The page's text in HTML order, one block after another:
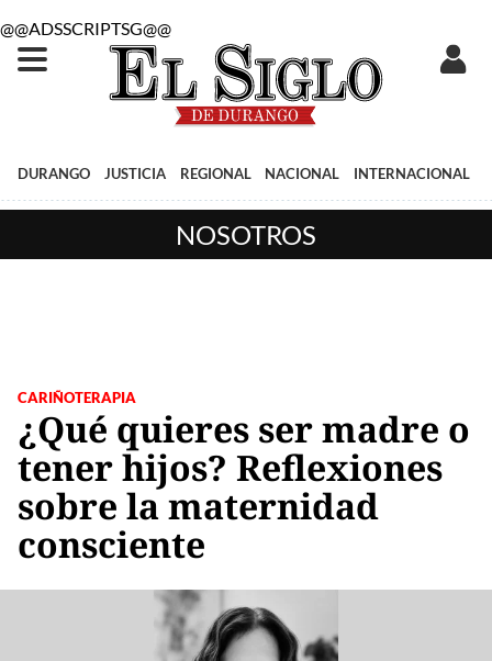
@@ADSSCRIPTSG@@
DURANGO JUSTICIA REGIONAL NACIONAL INTERNACIONAL
NOSOTROS
CARIÑOTERAPIA
¿Qué quieres ser madre o
tener hijos? Reflexiones
sobre la maternidad
consciente